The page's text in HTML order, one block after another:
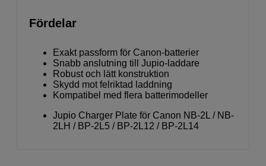
Fördelar
Exakt passform för Canon-batterier
Snabb anslutning till Jupio-laddare
Robust och lätt konstruktion
Skydd mot felriktad laddning
Kompatibel med flera batterimodeller
Jupio Charger Plate för Canon NB-2L / NB-
2LH / BP-2L5 / BP-2L12 / BP-2L14